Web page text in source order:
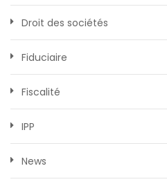
Droit des sociétés
Fiduciaire
Fiscalité
IPP
News